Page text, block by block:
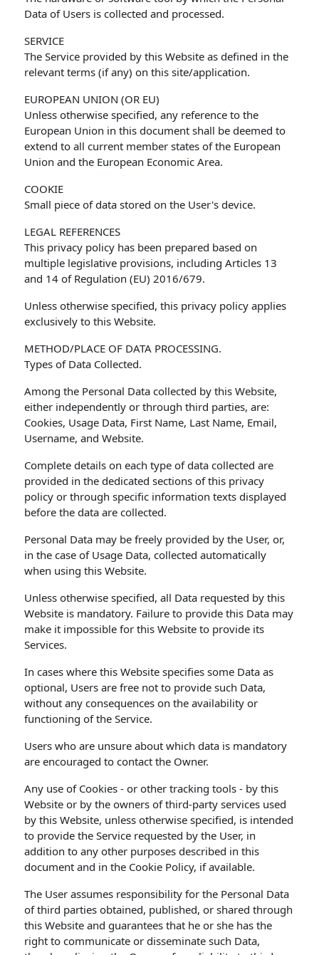
Data of Users is collected and processed.
SERVICE
The Service provided by this Website as defined in the
relevant terms (if any) on this site/application.
EUROPEAN UNION (OR EU)
Unless otherwise specified, any reference to the
European Union in this document shall be deemed to
extend to all current member states of the European
Union and the European Economic Area.
COOKIE
Small piece of data stored on the User's device.
LEGAL REFERENCES
This privacy policy has been prepared based on
multiple legislative provisions, including Articles 13
and 14 of Regulation (EU) 2016/679.
Unless otherwise specified, this privacy policy applies
exclusively to this Website.
METHOD/PLACE OF DATA PROCESSING.
Types of Data Collected.
Among the Personal Data collected by this Website,
either independently or through third parties, are:
Cookies, Usage Data, First Name, Last Name, Email,
Username, and Website.
Complete details on each type of data collected are
provided in the dedicated sections of this privacy
policy or through specific information texts displayed
before the data are collected.
Personal Data may be freely provided by the User, or,
in the case of Usage Data, collected automatically
when using this Website.
Unless otherwise specified, all Data requested by this
Website is mandatory. Failure to provide this Data may
make it impossible for this Website to provide its
Services.
In cases where this Website specifies some Data as
optional, Users are free not to provide such Data,
without any consequences on the availability or
functioning of the Service.
Users who are unsure about which data is mandatory
are encouraged to contact the Owner.
Any use of Cookies - or other tracking tools - by this
Website or by the owners of third-party services used
by this Website, unless otherwise specified, is intended
to provide the Service requested by the User, in
addition to any other purposes described in this
document and in the Cookie Policy, if available.
The User assumes responsibility for the Personal Data
of third parties obtained, published, or shared through
this Website and guarantees that he or she has the
right to communicate or disseminate such Data,